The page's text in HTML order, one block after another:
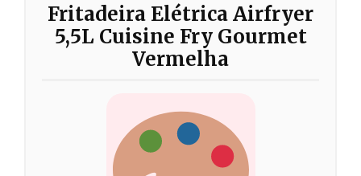
Fritadeira Elétrica Airfryer
5,5L Cuisine Fry Gourmet
Vermelha